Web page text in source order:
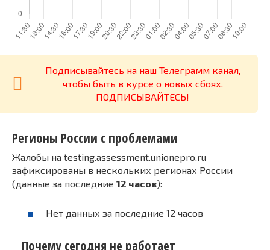
Подписывайтесь на наш Телеграмм канал,
чтобы быть в курсе о новых сбоях.
ПОДПИСЫВАЙТЕСЬ!
Регионы России с проблемами
Жалобы на testing.assessment.unionepro.ru
зафиксированы в нескольких регионах России
(данные за последние 12 часов):
Нет данных за последние 12 часов
Почему сегодня не работает